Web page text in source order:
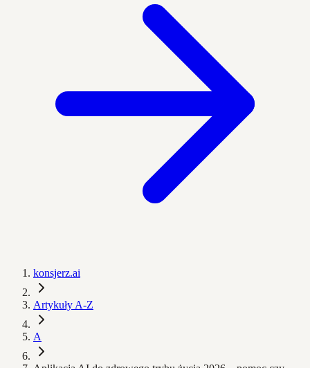
konsjerz.ai
Artykuły A-Z
A